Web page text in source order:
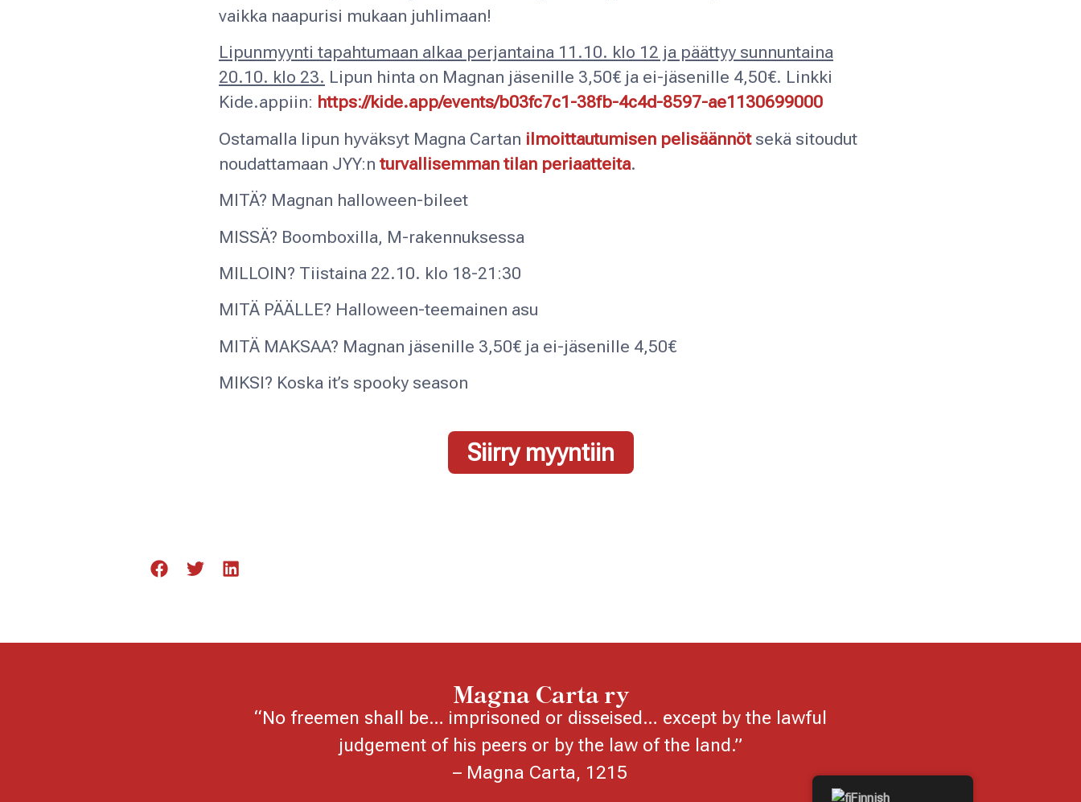
vaikka naapurisi mukaan juhlimaan!
Lipunmyynti tapahtumaan alkaa perjantaina 11.10. klo 12 ja päättyy sunnuntaina
20.10. klo 23. Lipun hinta on Magnan jäsenille 3,50€ ja ei-jäsenille 4,50€. Linkki
Kide.appiin: https://kide.app/events/b03fc7c1-38fb-4c4d-8597-ae1130699000
Ostamalla lipun hyväksyt Magna Cartan ilmoittautumisen pelisäännötsekä sitoudut
noudattamaan JYY:n turvallisemman tilan periaatteita.
MITÄ? Magnan halloween-bileet
MISSÄ? Boomboxilla, M-rakennuksessa
MILLOIN? Tiistaina 22.10. klo 18-21:30
MITÄ PÄÄLLE? Halloween-teemainen asu
MITÄ MAKSAA? Magnan jäsenille 3,50€ ja ei-jäsenille 4,50€
MIKSI? Koska it’s spooky season
Siirry myyntiin
Magna Carta ry
“No freemen shall be… imprisoned or disseised… except by the lawful
judgement of his peers or by the law of the land.”
– Magna Carta, 1215
Finnish